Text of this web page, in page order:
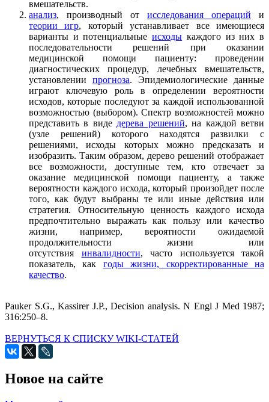
вмешательств.
анализ, производный от исследования операций и
теории игр, который устанавливает все имеющиеся
варианты и потенциальныеисходы каждого из них в
последовательности решений при оказании
медицинской помощи пациенту: проведении
диагностических процедур, лечебных вмешательств,
установлении прогноза. Эпидемиологические данные
играют ключевую роль в определении вероятности
исходов, которые последуют за каждой использованной
возможностью (выбором). Спектр возможностей можно
представить в виде дерева решений, на каждой ветви
(узле решений) которого находятся развилки с
решениями, исходы которых можно предсказать и
изобразить. Таким образом, дерево решений отображает
все возможности, доступные тем, кто отвечает за
оказание медицинской помощи пациенту, а также
вероятности каждого исхода, который произойдет после
того, как будут выбраны те или иные действия или
стратегия. Относительную ценность каждого исхода
предпочтительно выражать как пользу или качество
жизни, например, вероятности ожидаемой
продолжительности жизни или
отсутствия инвалидности, часто используется такой
показатель, как годы жизни, скорректированные на
качество.
Pauker S.G., Kassirer J.P., Decision analysis. N Engl J Med 1987;
316:250–8.
ВЕРНУТЬСЯ К СПИСКУ WIKI-СТАТЕЙ
Новое на сайте